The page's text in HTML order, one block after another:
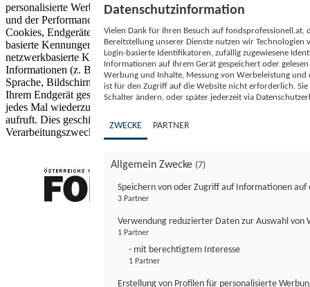
personalisierte Werbung und Inhalte, Messung von Werbeleistung
und der Performance von Inhalten sowie Zielgruppenforschung.
Cookies, Endgeräte- oder ähnliche Online-Kennungen (z. B. login-
basierte Kennungen, zufällig generierte Kennungen,
netzwerkbasierte Kennungen) können zusammen mit anderen
Informationen (z. B. Browsertyp und Browserinformationen,
Sprache, Bildschirmgröße, unterstützte Technologien usw.) auf
Ihrem Endgerät gespeichert oder von dort ausgelesen werden, um es
jedes Mal wiederzuerkennen, wenn es eine App oder einer Webseite
aufruft. Dies geschieht für einen oder mehrere der hier aufgeführten
Verarbeitungszwecke.
Datenschutzinformation
Vielen Dank für Ihren Besuch auf
Bereitstellung unserer Dienste nutzen wir Technologien
Login-basierte Identifikatoren, zufällig zugewiesene
Informationen auf Ihrem Gerät gespeichert oder
Werbung und Inhalte, Messung von Werbeleistung
ist für den Zugriff auf die Website nicht erforderlich.
Schalter ändern, oder später jederzeit via
ZWECKE PARTNER
Allgemein Zwecke (7)
Speichern von oder Zugriff auf Informationen auf
3 Partner
Verwendung reduzierter Daten zur Auswahl von
1 Partner
- mit berechtigtem Interesse
1 Partner
Erstellung von Profilen für personalisierte
FONDS professionell